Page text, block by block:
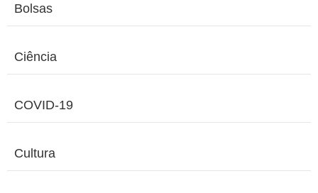
Bolsas
Ciência
COVID-19
Cultura